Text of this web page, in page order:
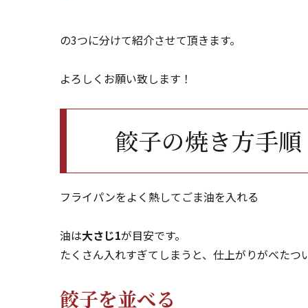
の3つに分けて紹介させて頂きます。
よろしくお願い致します！
餃子の焼き方手順
フライパンをよく熱してごま油を入れる
油は大さじ1が目安です。
たくさん入れすぎてしまうと、仕上がりがべたつ
餃子を並べる